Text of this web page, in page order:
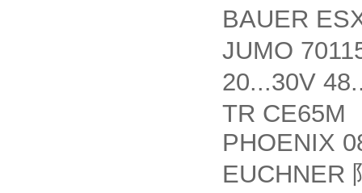
BAUER
JUMO
20...30V
TR CE65M
PHOENIX
EUCHNER